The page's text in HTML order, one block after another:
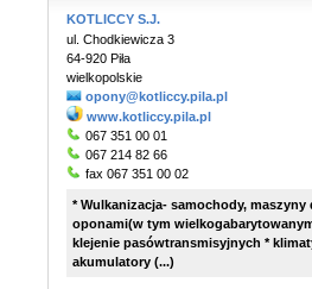
KOTLICCY S.J.
ul. Chodkiewicza 3
64-920 Piła
wielkopolskie
opony@kotliccy.pila.pl
www.kotliccy.pila.pl
067 351 00 01
067 214 82 66
fax 067 351 00 02
* Wulkanizacja- samochody,
oponami(w tym
klejenie pasówtransmisyjnych *
akumulatory (...)